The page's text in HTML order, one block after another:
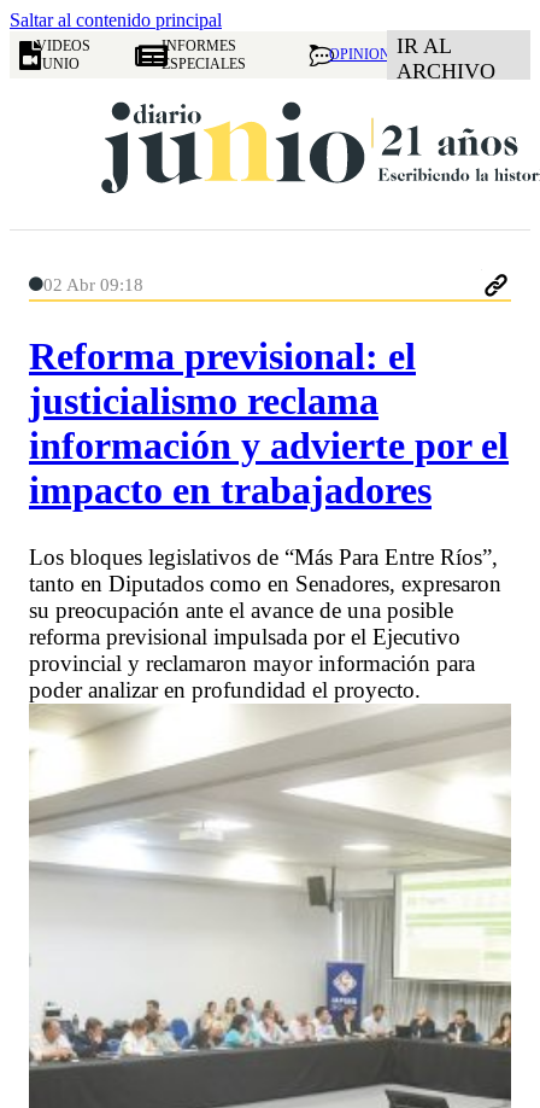
Saltar al contenido principal
VIDEOS
JUNIO
INFORMES
ESPECIALES
OPINION IR AL
ARCHIVO
02 Abr 09:18
Reforma previsional: el
justicialismo reclama
información y advierte por el
impacto en trabajadores
Los bloques legislativos de “Más Para Entre Ríos”,
tanto en Diputados como en Senadores, expresaron
su preocupación ante el avance de una posible
reforma previsional impulsada por el Ejecutivo
provincial y reclamaron mayor información para
poder analizar en profundidad el proyecto.